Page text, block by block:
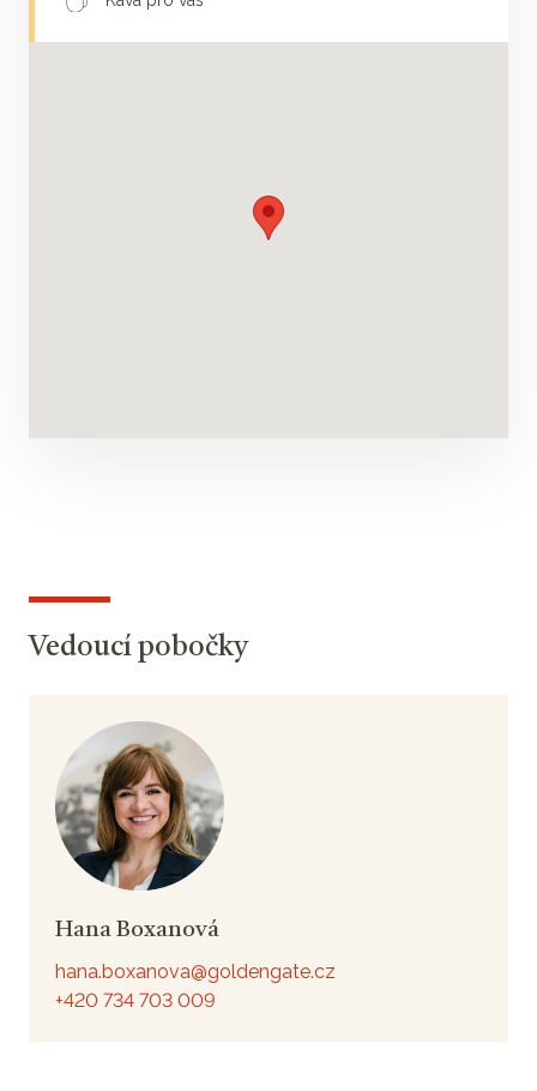
Vedoucí pobočky
Hana Boxanová
hana.boxanova@goldengate.cz
+420 734 703 009